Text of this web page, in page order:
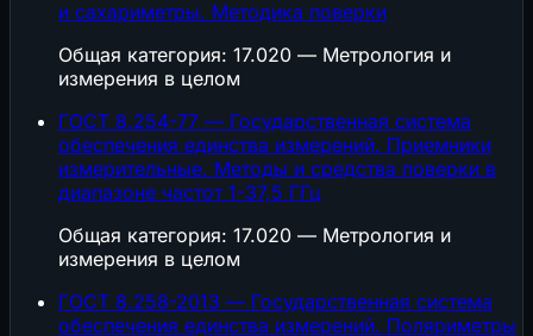
и сахариметры. Методика поверки
Общая категория: 17.020 — Метрология и
измерения в целом
ГОСТ 8.254-77 — Государственная система
обеспечения единства измерений. Приемники
измерительные. Методы и средства поверки в
диапазоне частот 1-37,5 ГГц
Общая категория: 17.020 — Метрология и
измерения в целом
ГОСТ 8.258-2013 — Государственная система
обеспечения единства измерений. Поляриметры